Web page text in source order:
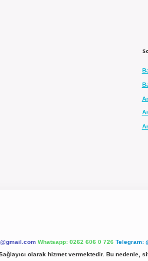
Whatsapp: 0262 606 0 726 Telegram:
olarak hizmet vermektedir. Bu